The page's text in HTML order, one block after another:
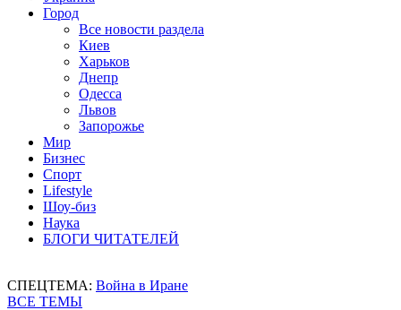
Город
Все новости раздела
Киев
Харьков
Днепр
Одесса
Львов
Запорожье
Мир
Бизнес
Спорт
Lifestyle
Шоу-биз
Наука
БЛОГИ ЧИТАТЕЛЕЙ
СПЕЦТЕМА: Война в Иране
ВСЕ ТЕМЫ